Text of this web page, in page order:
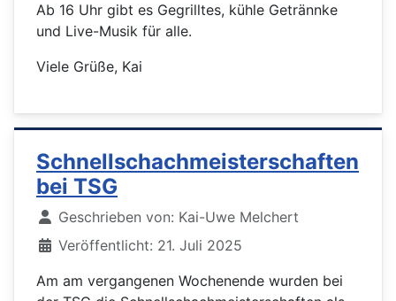
Ab 16 Uhr gibt es Gegrilltes, kühle Getrännke
und Live-Musik für alle.
Viele Grüße, Kai
Schnellschachmeisterschaften
bei TSG
DetailsGeschrieben von: Kai-Uwe Melchert
Veröffentlicht: 21. Juli 2025
Am am vergangenen Wochenende wurden bei